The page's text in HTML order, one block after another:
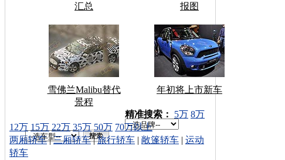
汇总
报图
雪佛兰Malibu替代
景程
年初将上市新车
车型搜索：
精准搜索： 5万 8万
12万 15万 22万 35万 50万 70万以上
两厢轿车|三厢轿车|旅行轿车 | 敞篷轿车 | 运动
轿车